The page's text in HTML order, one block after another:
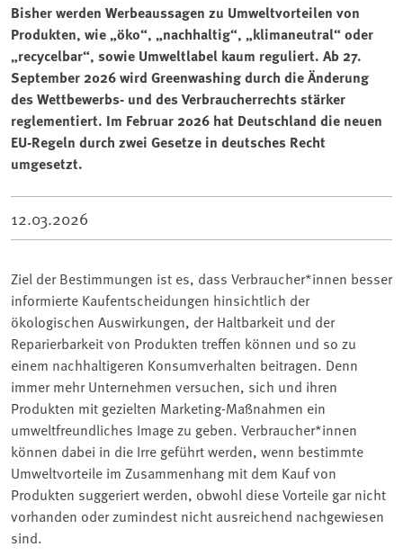
Bisher werden Werbeaussagen zu Umweltvorteilen von
Produkten, wie „öko“, „nachhaltig“, „klimaneutral“ oder
„recycelbar“, sowie Umweltlabel kaum reguliert. Ab 27.
September 2026 wird Greenwashing durch die Änderung
des Wettbewerbs- und des Verbraucherrechts stärker
reglementiert. Im Februar 2026 hat Deutschland die neuen
EU-Regeln durch zwei Gesetze in deutsches Recht
umgesetzt.
12.03.2026
Ziel der Bestimmungen ist es, dass Verbraucher*innen besser
informierte Kaufentscheidungen hinsichtlich der
ökologischen Auswirkungen, der Haltbarkeit und der
Reparierbarkeit von Produkten treffen können und so zu
einem nachhaltigeren Konsumverhalten beitragen. Denn
immer mehr Unternehmen versuchen, sich und ihren
Produkten mit gezielten Marketing-Maßnahmen ein
umweltfreundliches Image zu geben. Verbraucher*innen
können dabei in die Irre geführt werden, wenn bestimmte
Umweltvorteile im Zusammenhang mit dem Kauf von
Produkten suggeriert werden, obwohl diese Vorteile gar nicht
vorhanden oder zumindest nicht ausreichend nachgewiesen
sind.